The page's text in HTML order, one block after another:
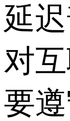
延
对
要